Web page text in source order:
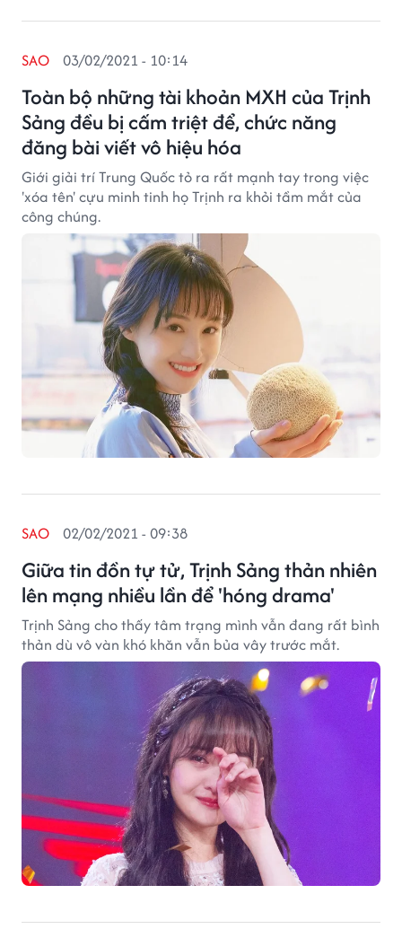
Toàn bộ những tài khoản MXH của Trịnh
Sảng đều bị cấm triệt để, chức năng
đăng bài viết vô hiệu hóa
SAO 03/02/2021 - 10:14
Giới giải trí Trung Quốc tỏ ra rất mạnh tay trong việc
'xóa tên' cựu minh tinh họ Trịnh ra khỏi tầm mắt của
công chúng.
Giữa tin đồn tự tử, Trịnh Sảng thản nhiên
lên mạng nhiều lần để 'hóng drama'
SAO 02/02/2021 - 09:38
Trịnh Sảng cho thấy tâm trạng mình vẫn đang rất bình
thản dù vô vàn khó khăn vẫn bủa vây trước mắt.